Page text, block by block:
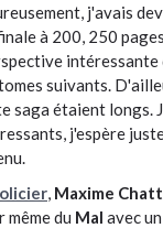
j'avais
à 200, 250
intéressante
suivants.
saga étaient longs.
j'espère
Maxime
même du Mal avec